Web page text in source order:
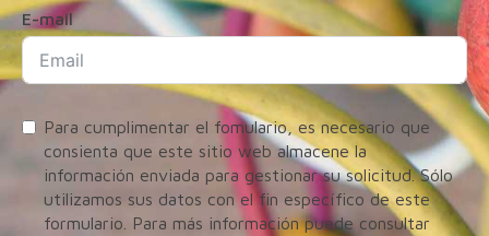
E-mail
Para cumplimentar el fomulario, es necesario que
consienta que este sitio web almacene la
información enviada para gestionar su solicitud. Sólo
utilizamos sus datos con el fin específico de este
formulario. Para más información puede consultar